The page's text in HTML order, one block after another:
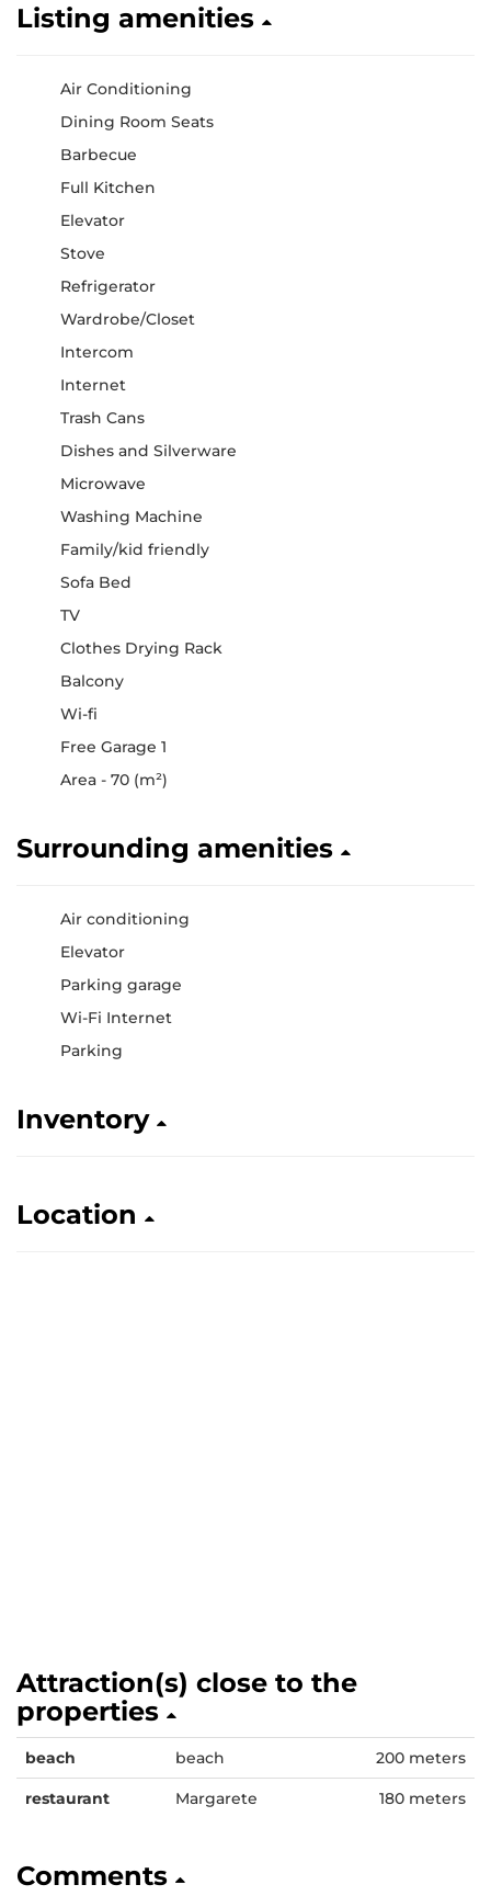
Listing amenities
Air Conditioning
Dining Room Seats
Barbecue
Full Kitchen
Elevator
Stove
Refrigerator
Wardrobe/Closet
Intercom
Internet
Trash Cans
Dishes and Silverware
Microwave
Washing Machine
Family/kid friendly
Sofa Bed
TV
Clothes Drying Rack
Balcony
Wi-fi
Free Garage 1
Area - 70 (m²)
Surrounding amenities
Air conditioning
Elevator
Parking garage
Wi-Fi Internet
Parking
Inventory
Location
Attraction(s) close to the
properties
beach beach 200 meters
restaurant Margarete 180 meters
Comments